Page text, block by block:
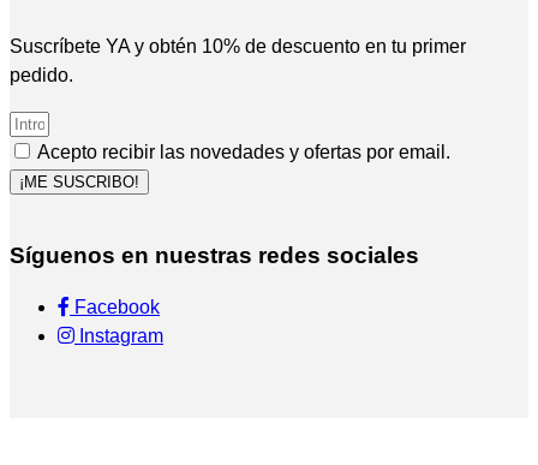
Suscríbete YA y obtén 10% de descuento en tu primer
pedido.
Acepto recibir las novedades y ofertas por email.
¡ME SUSCRIBO!
Síguenos en nuestras redes sociales
Facebook
Instagram